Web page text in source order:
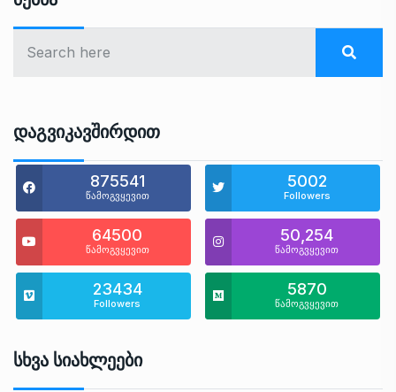
Დაგვიკავშირდით
875541
წამოგვყევით
5002
Followers
64500
წამოგვყევით
50,254
წამოგვყევით
23434
Followers
5870
წამოგვყევით
Სხვა Სიახლეები